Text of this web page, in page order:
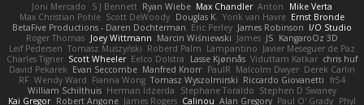
Joni Mercado S J Bennett Ryan Wiebe Max Chandler Anton
Mike Verta
Max Christian Pohle Scott DeWoody Douglas K. Yorik van Havre Ernst Bronde
BetaFive Productions - Daren Dochterman Eric Perley James Robinson I/O Studio
Roger Thomas Joey Wittmann Marcin Wiśniewski James JS KangaroOz 3D
Leif Pedersen Tomasz Muszyński Roberd Palm Lampantino Javier Meseguer de Paz
Charles Tigner Scott Wheeler Eelco Dolstra Lasse Kjønnås Viduttam Katkar chris huf
David Pekarek Evan Seccombe Manfred Knorr PaulR Malcolm Dwyer Derek Carlin
RF Wendy Ward Fianna Wong Tomasz Wyszolmirski Riccardo Giovanetti fr54
William Schilthuis Herman Idzerda Stephane Toraldo Stephen D Swaney
Kai Gregor Robert Angone James Rogers Calinou Alan Gregory Paul O' Grady Phyl